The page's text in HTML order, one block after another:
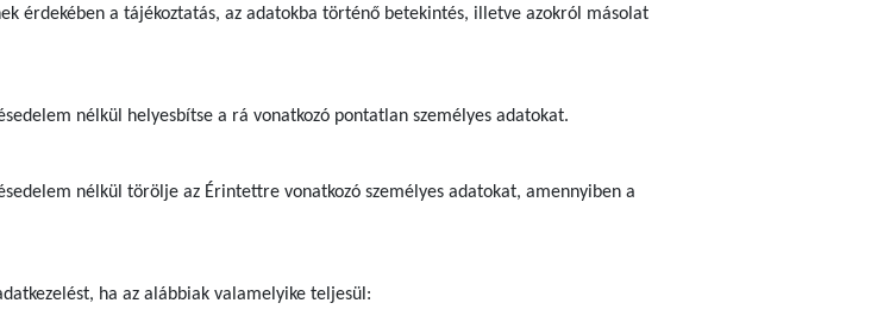
érdekében a tájékoztatás, az adatokba történő betekintés, illetve azokról másolat
nélkül helyesbítse a rá vonatkozó pontatlan személyes adatokat.
nélkül törölje az Érintettre vonatkozó személyes adatokat, amennyiben a
ha az alábbiak valamelyike teljesül: